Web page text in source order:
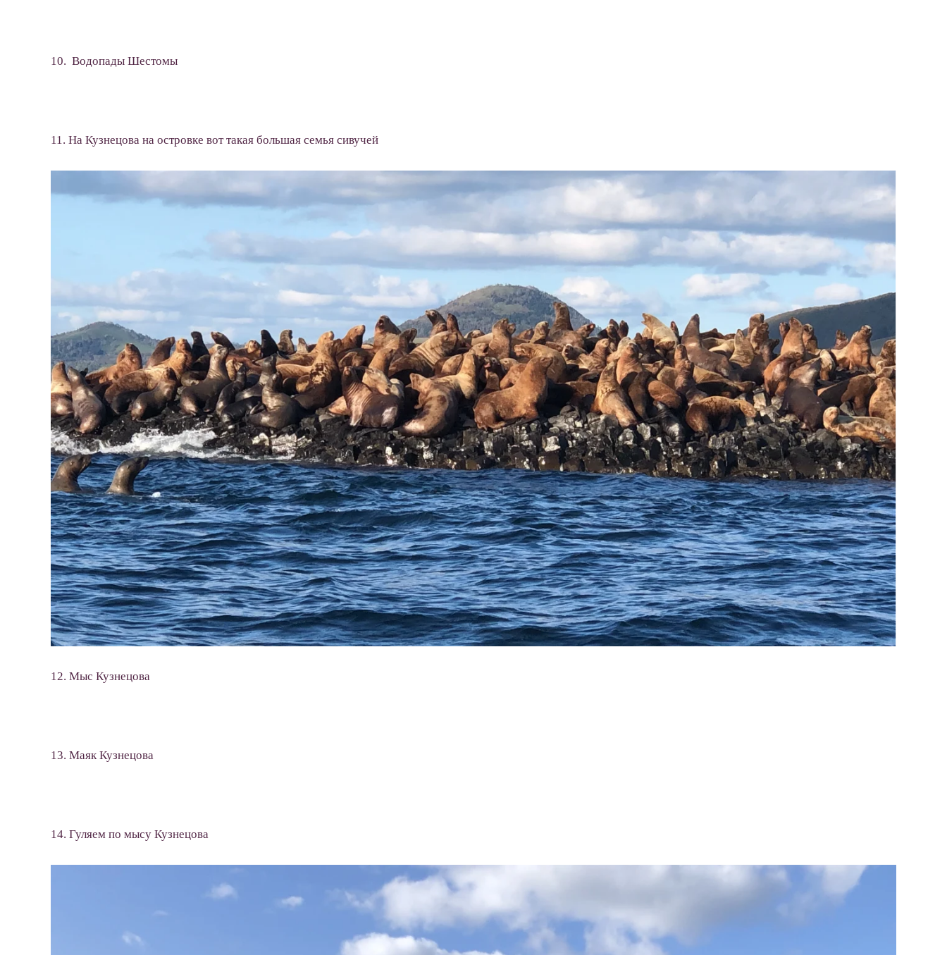
10. Водопады Шестомы
11. На Кузнецова на островке вот такая большая семья сивучей
12. Мыс Кузнецова
13. Маяк Кузнецова
14. Гуляем по мысу Кузнецова